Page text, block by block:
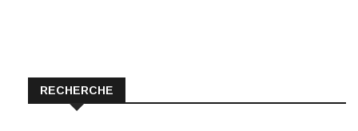
RECHERCHE